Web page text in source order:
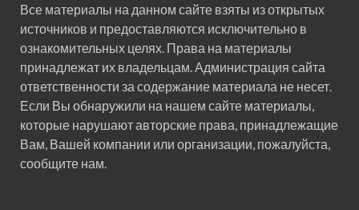
Все материалы на данном сайте взяты из открытых
источников и предоставляются исключительно в
ознакомительных целях. Права на материалы
принадлежат их владельцам. Администрация сайта
ответственности за содержание материала не несет.
Если Вы обнаружили на нашем сайте материалы,
которые нарушают авторские права, принадлежащие
Вам, Вашей компании или организации, пожалуйста,
сообщите нам.